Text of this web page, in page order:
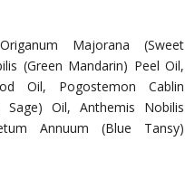
Majorana (Sweet
(Green Mandarin) Peel Oil,
Oil, Pogostemon Cablin
Sage) Oil, Anthemis Nobilis
Annuum (Blue Tansy)